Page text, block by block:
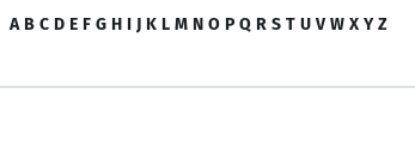
A B C D E F G H I J K L M N O P Q R S T U V W X Y Z